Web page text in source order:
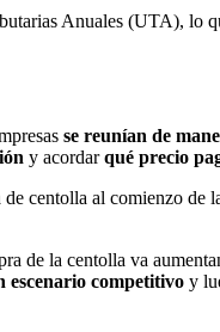
Anuales (UTA), lo
se reunían de
y acordarqué precio
centolla al comienzo de
de la centolla va
escenario competitivo y